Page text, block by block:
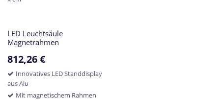
LED Leuchtsäule
Magnetrahmen
812,26€
Innovatives LED Standdisplay
aus Alu
Mit magnetischem Rahmen